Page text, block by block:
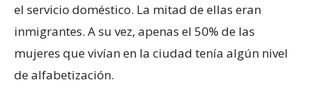
el servicio doméstico. La mitad de ellas eran
inmigrantes. A su vez, apenas el 50% de las
mujeres que vivían en la ciudad tenía algún nivel
de alfabetización.